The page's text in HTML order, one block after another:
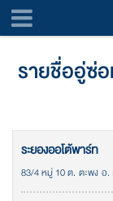
รายชื่ออู่ซ่
ระยองออโต้พาร์ท
83/4 หมู่ 10 ต. ตะพง อ.